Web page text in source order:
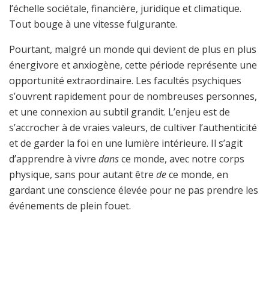
l’échelle sociétale, financière, juridique et climatique.
Tout bouge à une vitesse fulgurante.
Pourtant, malgré un monde qui devient de plus en plus
énergivore et anxiogène, cette période représente une
opportunité extraordinaire. Les facultés psychiques
s’ouvrent rapidement pour de nombreuses personnes,
et une connexion au subtil grandit. L’enjeu est de
s’accrocher à de vraies valeurs, de cultiver l’authenticité
et de garder la foi en une lumière intérieure. Il s’agit
d’apprendre à vivre dansce monde, avec notre corps
physique, sans pour autant être dece monde, en
gardant une conscience élevée pour ne pas prendre les
événements de plein fouet.